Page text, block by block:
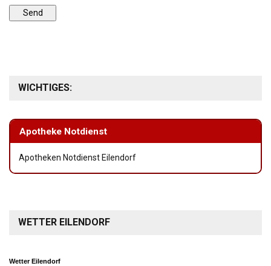
WICHTIGES:
Apotheke Notdienst
Apotheken Notdienst Eilendorf
WETTER EILENDORF
Wetter Eilendorf